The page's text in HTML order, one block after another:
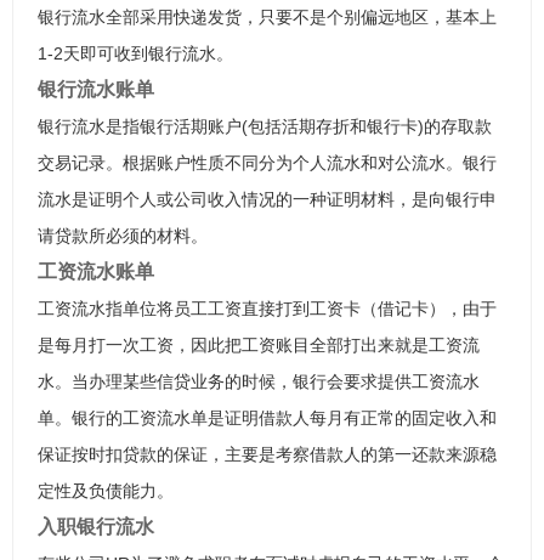
银行流水全部采用快递发货，只要不是个别偏远地区，基本上
1-2天即可收到银行流水。
银行流水账单
银行流水是指银行活期账户(包括活期存折和银行卡)的存取款
交易记录。根据账户性质不同分为个人流水和对公流水。银行
流水是证明个人或公司收入情况的一种证明材料，是向银行申
请贷款所必须的材料。
工资流水账单
工资流水指单位将员工工资直接打到工资卡（借记卡），由于
是每月打一次工资，因此把工资账目全部打出来就是工资流
水。当办理某些信贷业务的时候，银行会要求提供工资流水
单。银行的工资流水单是证明借款人每月有正常的固定收入和
保证按时扣贷款的保证，主要是考察借款人的第一还款来源稳
定性及负债能力。
入职银行流水